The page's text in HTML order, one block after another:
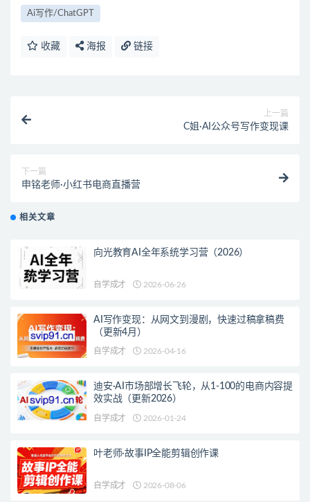
Ai写作/ChatGPT
收藏 海报 链接
上一篇
C姐·AI公众号写作变现课
下一篇
申铭老师·小红书电商直播营
相关文章
向光教育AI全年系统学习营（2026）
自学成才 2026-06-26
AI写作变现：从网文到漫剧，快速过稿拿稿费
（更新4月）
自学成才 2026-04-16
迪安·AI市场部增长飞轮，从1-100的电商内容提
效实战（更新2026）
自学成才 2026-01-24
叶老师·故事IP全能剪辑创作课
自学成才 2026-08-06